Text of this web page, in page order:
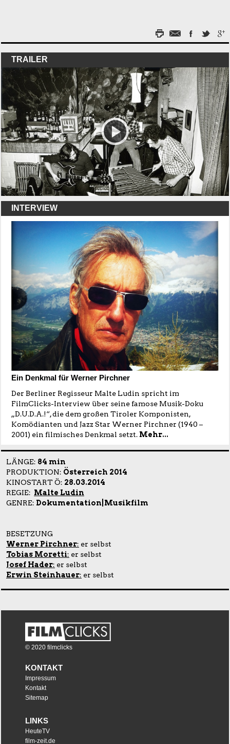
TRAILER
INTERVIEW
Ein Denkmal für Werner Pirchner
Der Berliner Regisseur Malte Ludin spricht im
FilmClicks-Interview über seine famose Musik-Doku
„D.U.D.A.!“, die dem großen Tiroler Komponisten,
Komödianten und Jazz Star Werner Pirchner (1940 –
2001) ein filmisches Denkmal setzt. Mehr...
LÄNGE: 84 min
PRODUKTION: Österreich 2014
KINOSTART Ö: 28.03.2014
REGIE: Malte Ludin
GENRE: Dokumentation|Musikfilm
BESETZUNG
Werner Pirchner: er selbst
Tobias Moretti: er selbst
Josef Hader: er selbst
Erwin Steinhauer: er selbst
© 2020 filmclicks
KONTAKT
Impressum
Kontakt
Sitemap
LINKS
HeuteTV
film-zeit.de